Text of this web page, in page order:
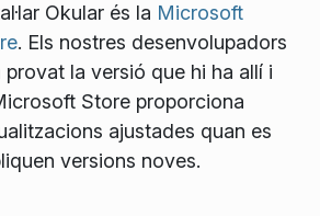
Okular és la Microsoft
. Els nostres desenvolupadors
provat la versió que hi ha allí i
Store proporciona
ajustades quan es
versions noves.